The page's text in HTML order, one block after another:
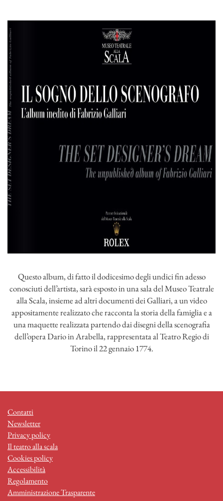
Questo album, di fatto il dodicesimo degli undici fin adesso
conosciuti dell’artista, sarà esposto in una sala del Museo Teatrale
alla Scala, insieme ad altri documenti dei Galliari, a un video
appositamente realizzato che racconta la storia della famiglia e a
una maquette realizzata partendo dai disegni della scenografia
dell’opera Dario in Arabella, rappresentata al Teatro Regio di
Torino il 22 gennaio 1774.
Contatti
Newsletter
Privacy policy
Il teatro alla scala
Cookies policy
Accessibilità
Regolamento
Amministrazione Trasparente